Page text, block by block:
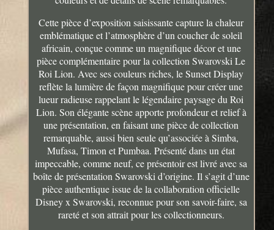
Cette pièce d’exposition saisissante capture la chaleur
emblématique et l’atmosphère d’un coucher de soleil
africain, conçue comme un magnifique décor et une
pièce complémentaire pour la collection Swarovski Le
Roi Lion. Avec ses couleurs riches, le Sunset Display
reflète la lumière de façon magnifique pour créer une
lueur radieuse rappelant le légendaire paysage du Roi
Lion. Son élégante scène apporte profondeur et relief à
une présentation, en faisant une pièce de collection
remarquable, aussi bien seule qu’associée à Simba,
Mufasa, Timon et Pumbaa. Présenté dans un état
impeccable, comme neuf, ce présentoir est livré avec sa
boîte de présentation Swarovski d’origine. Il s’agit d’une
pièce authentique issue de la collaboration officielle
Disney x Swarovski, reconnue pour son savoir-faire, sa
rareté et son attrait pour les collectionneurs.